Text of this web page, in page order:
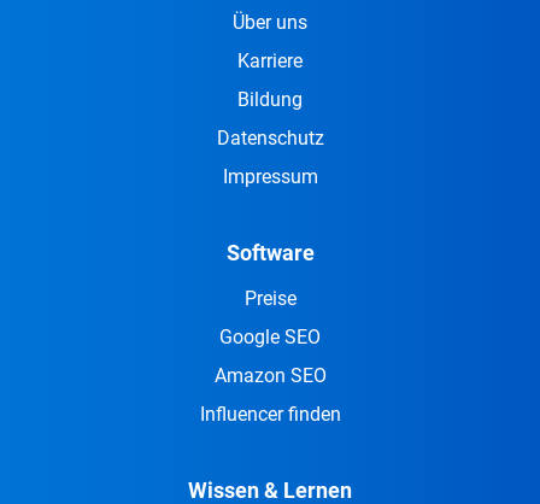
Über uns
Karriere
Bildung
Datenschutz
Impressum
Software
Preise
Google SEO
Amazon SEO
Influencer finden
Wissen & Lernen